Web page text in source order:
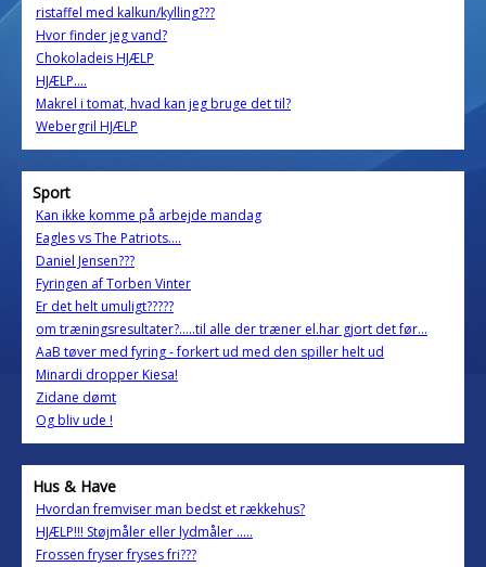
ristaffel med kalkun/kylling???
Hvor finder jeg vand?
Chokoladeis HJÆLP
HJÆLP....
Makrel i tomat, hvad kan jeg bruge det til?
Webergril HJÆLP
Sport
Kan ikke komme på arbejde mandag
Eagles vs The Patriots....
Daniel Jensen???
Fyringen af Torben Vinter
Er det helt umuligt?????
om træningsresultater?.....til alle der træner el.har gjort det før...
AaB tøver med fyring - forkert ud med den spiller helt ud
Minardi dropper Kiesa!
Zidane dømt
Og bliv ude !
Hus & Have
Hvordan fremviser man bedst et rækkehus?
HJÆLP!!! Støjmåler eller lydmåler .....
Frossen fryser fryses fri???